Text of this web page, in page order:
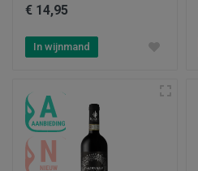
€ 14,95
In wijnmand